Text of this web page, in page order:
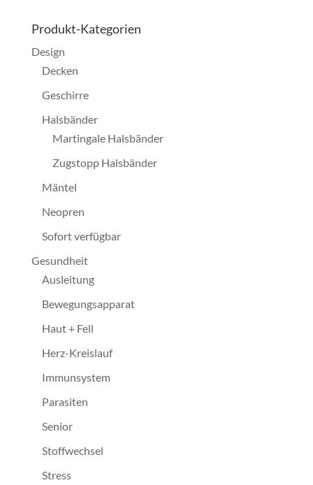
Produkt-Kategorien
Design
Decken
Geschirre
Halsbänder
Martingale Halsbänder
Zugstopp Halsbänder
Mäntel
Neopren
Sofort verfügbar
Gesundheit
Ausleitung
Bewegungsapparat
Haut + Fell
Herz-Kreislauf
Immunsystem
Parasiten
Senior
Stoffwechsel
Stress